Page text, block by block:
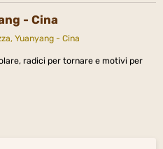
- Cina
radici per tornare e motivi per